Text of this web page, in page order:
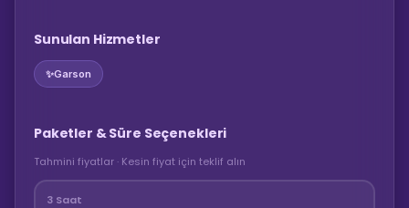
Sunulan Hizmetler
✨Garson
Paketler & Süre Seçenekleri
Tahmini fiyatlar · Kesin fiyat için teklif alın
3 Saat